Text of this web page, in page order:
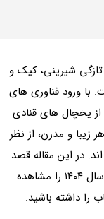
شیرینی، کیک و
با ورود فناوری‌ های
یخچال‌ های قنادی
ظاهر زیبا و مدرن، از نظر
در این مقاله قصد
داریم جدیدترین مدل‌ های یخچال قنادی در سال ۱۴۰۴ را مشاهده
را داشته باشید.